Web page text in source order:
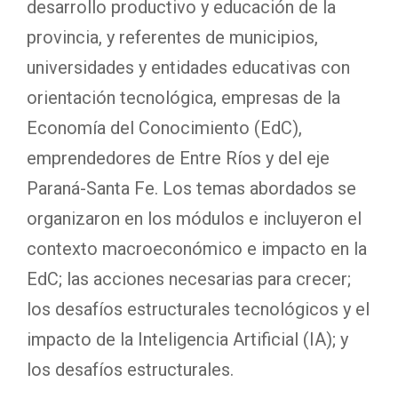
desarrollo productivo y educación de la
provincia, y referentes de municipios,
universidades y entidades educativas con
orientación tecnológica, empresas de la
Economía del Conocimiento (EdC),
emprendedores de Entre Ríos y del eje
Paraná-Santa Fe. Los temas abordados se
organizaron en los módulos e incluyeron el
contexto macroeconómico e impacto en la
EdC; las acciones necesarias para crecer;
los desafíos estructurales tecnológicos y el
impacto de la Inteligencia Artificial (IA); y
los desafíos estructurales.